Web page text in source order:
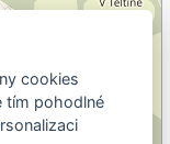
cookies
tím pohodlné